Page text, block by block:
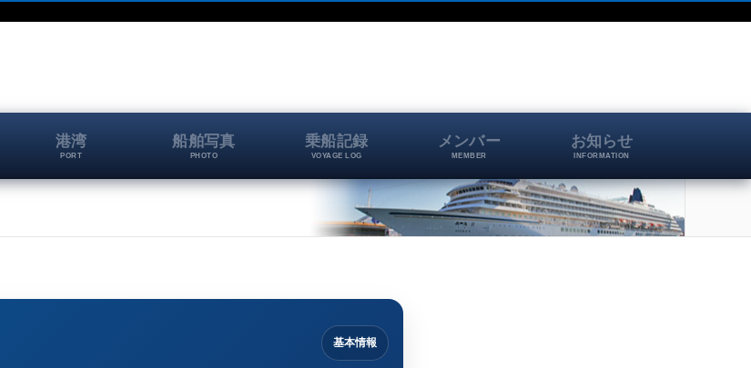
港湾
PORT
船舶写真
PHOTO
乗船記録
VOYAGE LOG
メンバー
MEMBER
お知らせ
INFORMATION
基本情報